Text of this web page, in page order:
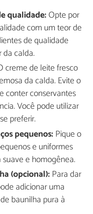
qualidade:Opte por
com um teor de
de qualidade
calda.
creme de leite fresco
da calda. Evite o
conter conservantes
Você pode utilizar
preferir.
pequenos: Pique o
e uniformes
e homogênea.
(opcional): Para dar
adicionar uma
baunilha pura à